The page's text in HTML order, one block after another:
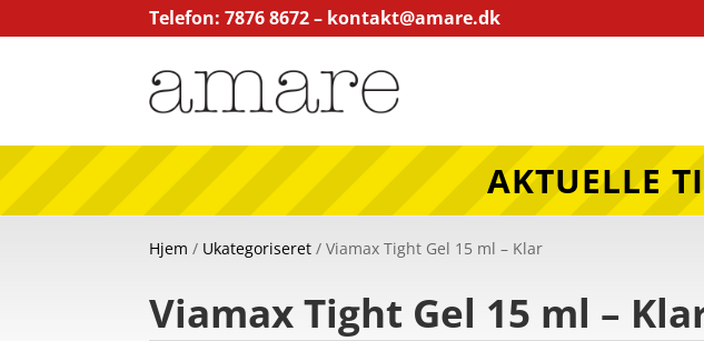
Telefon: 7876 8672 – kontakt@amare.dk
AKTUELLE
Hjem / Ukategoriseret / Viamax Tight Gel 15 ml – Klar
Viamax Tight Gel 15 ml –